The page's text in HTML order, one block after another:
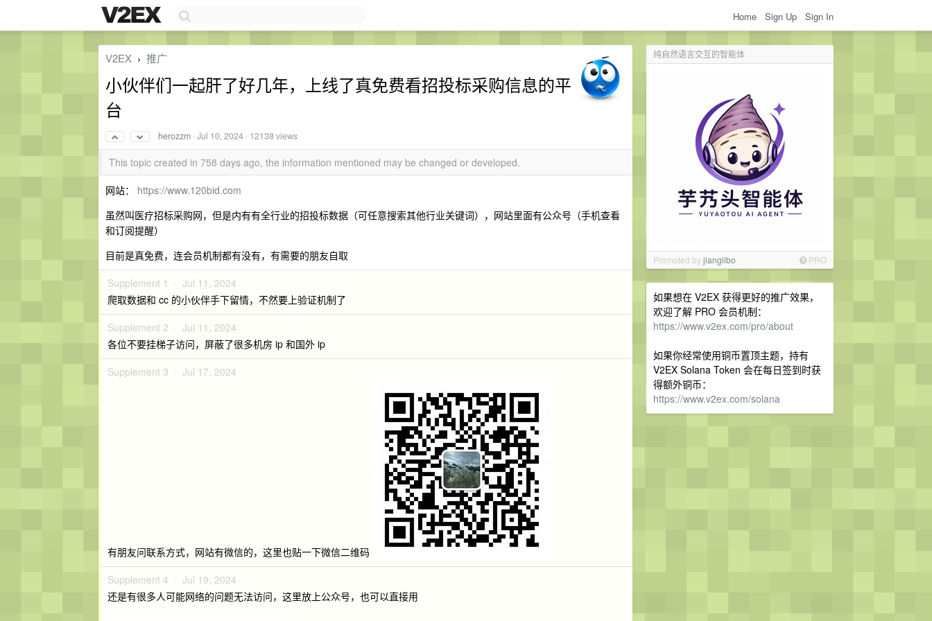
Home Sign Up Sign In
纯自然语言交互的智能体
Promoted byjianglibo PRO
如果想在 V2EX 获得更好的推广效果，
欢迎了解 PRO 会员机制：
https://www.v2ex.com/pro/about
如果你经常使用铜币置顶主题，持有
V2EX Solana Token 会在每日签到时获
得额外铜币：
https://www.v2ex.com/solana
V2EX › 推广
小伙伴们一起肝了好几年，上线了真免费看招投标采购信息的平
台
herozzm ·Jul 10, 2024 · 12138 views
This topic created in 758 days ago, the information mentioned may be changed or developed.
网站： https://www.120bid.com
虽然叫医疗招标采购网，但是内有有全行业的招投标数据（可任意搜索其他行业关键词），网站里面有公众号（手机查看
和订阅提醒）
目前是真免费，连会员机制都有没有，有需要的朋友自取
Supplement 1 · Jul 11, 2024
爬取数据和 cc 的小伙伴手下留情，不然要上验证机制了
Supplement 2 · Jul 11, 2024
各位不要挂梯子访问，屏蔽了很多机房 ip 和国外 ip
Supplement 3 · Jul 17, 2024
有朋友问联系方式，网站有微信的，这里也贴一下微信二维码
Supplement 4 · Jul 19, 2024
还是有很多人可能网络的问题无法访问，这里放上公众号，也可以直接用